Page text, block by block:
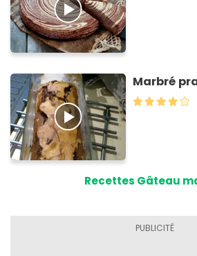
Marbré
Recettes Gâteau